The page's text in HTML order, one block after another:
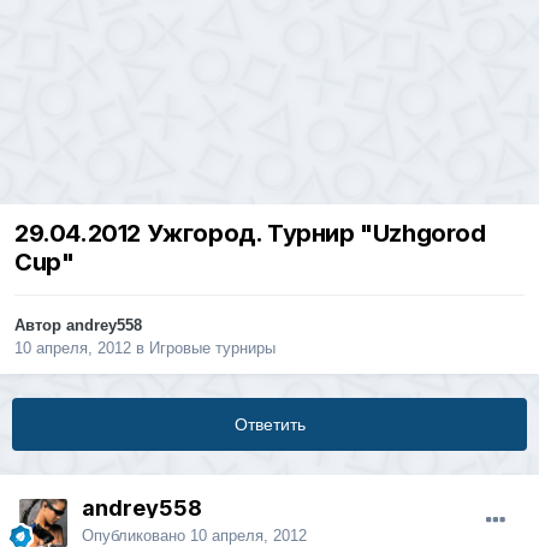
29.04.2012 Ужгород. Турнир "Uzhgorod
Cup"
Автор andrey558
10 апреля, 2012 в Игровые турниры
Ответить
andrey558
Опубликовано 10 апреля, 2012